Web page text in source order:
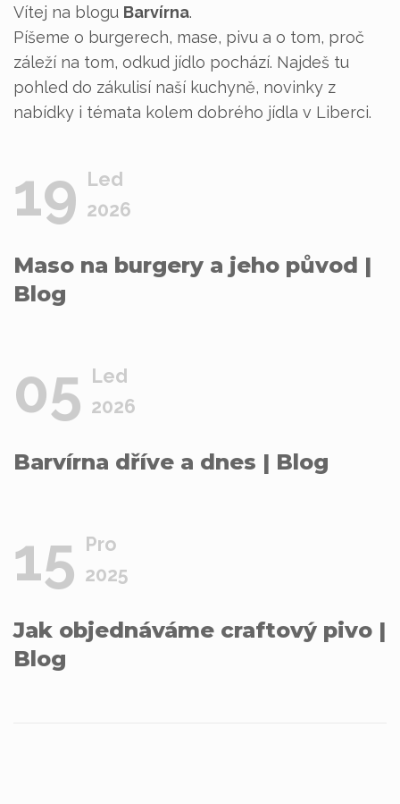
Vítej na blogu Barvírna.
Píšeme o burgerech, mase, pivu a o tom, proč
záleží na tom, odkud jídlo pochází. Najdeš tu
pohled do zákulisí naší kuchyně, novinky z
nabídky i témata kolem dobrého jídla v Liberci.
19 Led
2026
Maso na burgery a jeho původ |
Blog
05 Led
2026
Barvírna dříve a dnes | Blog
15 Pro
2025
Jak objednáváme craftový pivo |
Blog